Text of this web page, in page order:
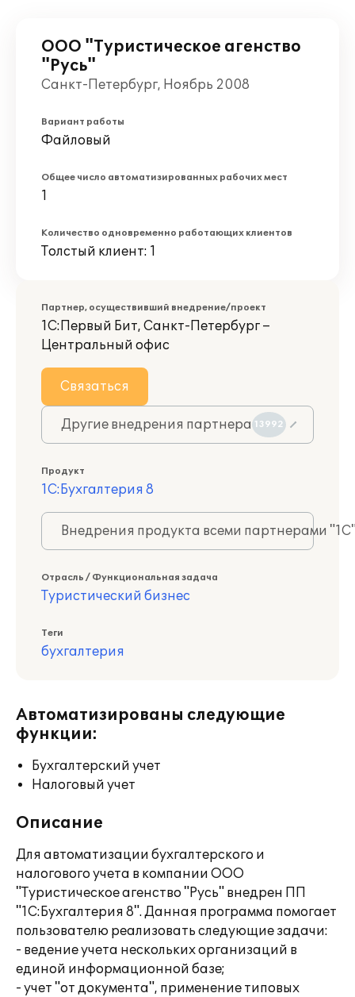
ООО "Туристическое агенство
"Русь"
Санкт-Петербург, Ноябрь 2008
Вариант работы
Файловый
Общее число автоматизированных рабочих мест
1
Количество одновременно работающих клиентов
Толстый клиент: 1
Партнер, осуществивший внедрение/проект
1С:Первый Бит, Санкт-Петербург –
Центральный офис
Связаться
Другие внедрения партнера 13992
Продукт
1С:Бухгалтерия 8
Внедрения продукта всеми партнерами
Отрасль / Функциональная задача
Туристический бизнес
Теги
бухгалтерия
Автоматизированы следующие
функции:
Бухгалтерский учет
Налоговый учет
Описание
Для автоматизации бухгалтерского и
налогового учета в компании ООО
"Туристическое агенство "Русь" внедрен ПП
"1С:Бухгалтерия 8". Данная программа помогает
пользователю реализовать следующие задачи:
- ведение учета нескольких организаций в
единой информационной базе;
- учет "от документа", применение типовых